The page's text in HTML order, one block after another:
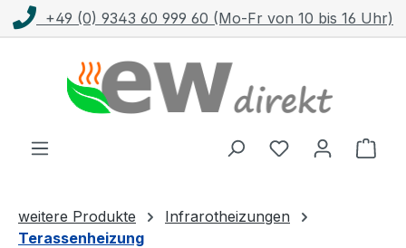
Zum Hauptinhalt springen
+49 (0) 9343 60 999 60 (Mo-Fr von 10 bis 16 Uhr)
weitere Produkte
Infrarotheizungen
Terassenheizung